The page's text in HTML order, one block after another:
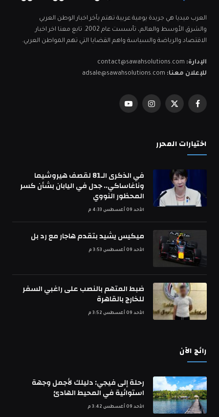
العرب ميديا هي جريدة يومية عربية تهتم بآخر اخبار الوطن العربي
والشرق الأوسط والعالم، تأسست عام 2002. تابع معنا اخر اخبار
الاقتصاد والرياضة والسياسة واهم القضايا التي تهم المواطن العربي.
الإدارة: contact@sawahsolutions.com
للإعلان معنا: adsale@sawahsolutions.com
فيسبوكX
الانستغراميوتيوب
اختيارات المحرر
في الذكرى الـ81 لقصف هيروشيما
وناغاساكي.. جدل في اليابان بشأن كسر
المحظور النووي
الأحد 09 أغسطس 4:33 م
ميكيس يشيد بتقدم هاجار مع رد بل
الأحد 09 أغسطس 3:53 م
ضبط المتهم بالنصب على راغبي السفر
للخارج بالقاهرة
الأحد 09 أغسطس 3:52 م
رائج الآن
رحلة إلى فيجي: دليلك لأجمل وجهة
استوائية في المحيط الهادئ
الأحد 09 أغسطس 3:42 م